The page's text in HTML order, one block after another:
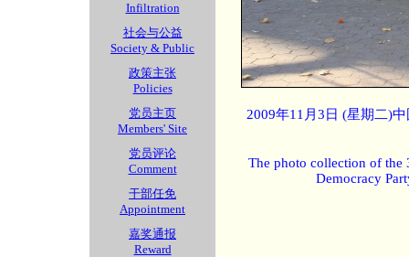
Infiltration
社会与公益
Society & Public
政策主张
Policies
党员主页
Members' Site
党员评论
Comment
干部任免
Appointment
嘉奖通报
Reward
2009年11月3日 (星期二)
The photo collection of the
Democracy